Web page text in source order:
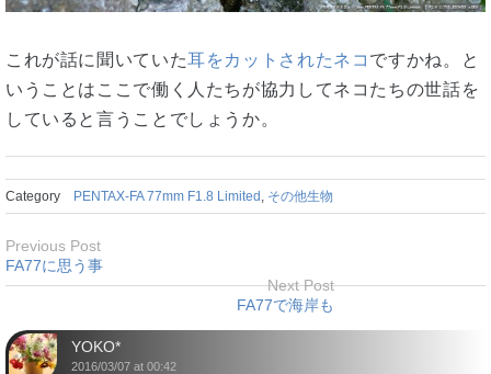
これが話に聞いていた耳をカットされたネコ ですかね。と
いうことはここで働く人たちが協力してネコたちの世話を
していると言うことでしょうか。
Category PENTAX-FA 77mm F1.8 Limited その他生物
Previous Post
FA77に思う事
Next Post
FA77で海岸も
YOKO*
2016/03/07 at 00:42